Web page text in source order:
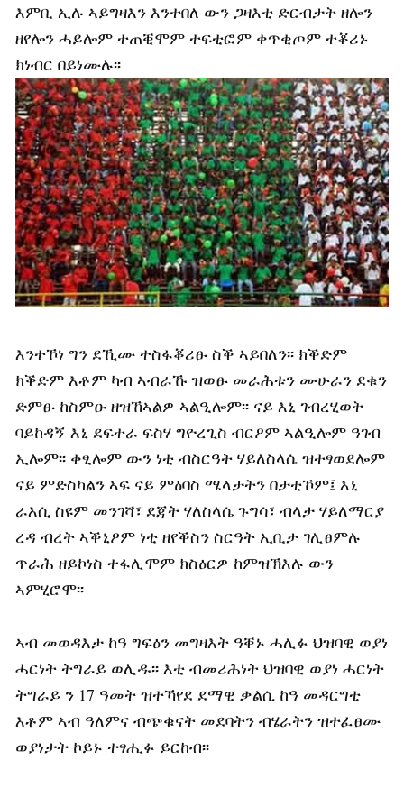
እምቢ ኢሉ ኣይግዛእን እንተበለ ውን ጋዛእቲ ድርብታት ዘሎን
ዘየሎን ሓይሎም ተጠቒሞም ተፍቲፎም ቀጥቂጦም ተቖሪኑ
ክነብር በይነሙሉ፡፡
እንተኾነ ግን ደኺሙ ተስፋቖሪፁ ስቕ ኣይበለን፡፡ ክቕድም
ክቕድም እቶም ካብ ኣብራኹ ዝወፁ መራሕቱን ሙሁራን ደቁን
ድምፁ ከስምዑ ዘዝኸኣልዎ ኣልዒሎም፡፡ ናይ እኒ ገብረሂወት
ባይከዳኝ እኒ ደፍተራ ፍስሃ ግዮረጊስ ብርዖም ኣልዒሎም ዓገብ
ኢሎም፡፡ ቀፂሎም ውን ነቲ ብስርዓት ሃይለስላሴ ዝተፃወደሎም
ናይ ምድስካልን ኣፍ ናይ ምዕባስ ሜላታትን በታቲኾም፤ እኒ
ራእሲ ስዩም መንገሻ፣ ደጃት ሃለስላሴ ጉግሳ፣ ብላታ ሃይለማርያ
ረዳ ብረት ኣቕኒዖም ነቲ ዘየቕስን ስርዓት ኢቢታ ገሊፀምሉ
ጥራሕ ዘይኮነስ ተፋሊሞም ክስዕርዎ ከምዝኽእሉ ውን
ኣምሂሮሞ፡፡
ኣብ መወዳእታ ከዓ ግፍዕን መግዛእት ዓቐኑ ሓሊፉ ህዝባዊ ወያነ
ሓርነት ትግራይ ወሊዱ፡፡ እቲ ብመሪሕነት ህዝባዊ ወያነ ሓርነት
ትግራይ ን 17 ዓመት ዝተኻየደ ደማዊ ቃልሲ ከዓ መዳርግቲ
እቶም ኣብ ዓለምና ብጭቁናት መደባትን ብሄራትን ዝተፈፀሙ
ወያነታት ኮይኑ ተፃሒፉ ይርከብ፡፡